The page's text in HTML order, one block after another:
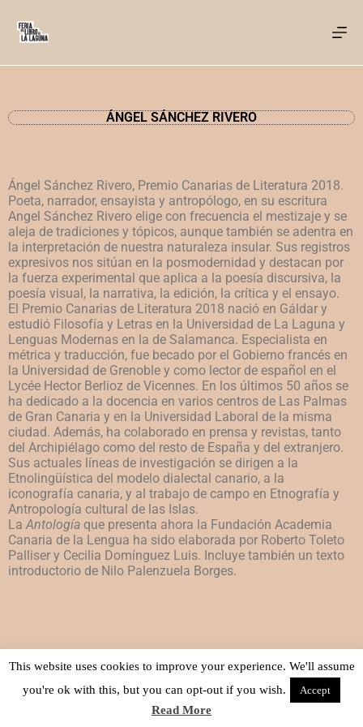
ÁNGEL SÁNCHEZ RIVERO
Ángel Sánchez Rivero, Premio Canarias de Literatura 2018.
Poeta, narrador, ensayista y antropólogo, en su escritura
Angel Sánchez Rivero elige con frecuencia el mestizaje y se
aleja de tradiciones y tópicos, aunque también se adentra en
la interpretación de nuestra naturaleza insular. Sus registros
expresivos nos sitúan en la posmodernidad y destacan por
la fuerza experimental que aplica a la poesía discursiva, la
poesía visual, la narrativa, la edición, la crítica y el ensayo.
El Premio Canarias de Literatura 2018 nació en Gáldar y
estudió Filosofía y Letras en la Universidad de La Laguna y
Lenguas Modernas en la de Salamanca. Especialista en
métrica y traducción, fue becado por el Gobierno francés en
la Universidad de Grenoble y como lector de español en el
Lycée Hector Berlioz de Vicennes. En los últimos 50 años se
ha dedicado a la docencia en varios centros de Las Palmas
de Gran Canaria y en la Universidad Laboral de la misma
ciudad. Además, ha colaborado en prensa y revistas, tanto
del Archipiélago como del resto de España y del extranjero.
Sus actuales líneas de investigación se dirigen a la
Etnolingüística del modelo dialectal canario, a la
iconografía canaria, y al trabajo de campo en Etnografía y
Antropología cultural de las Islas.
LaAntología que presenta ahora la Fundación Academia
Canaria de la Lengua ha sido elaborada por Roberto Toleto
Palliser y Cecilia Domínguez Luis. Incluye también un texto
introductorio de Nilo Palenzuela Borges.
This website uses cookies to improve your experience. We'll assume
you're ok with this, but you can opt-out if you wish.
Accept
Read More